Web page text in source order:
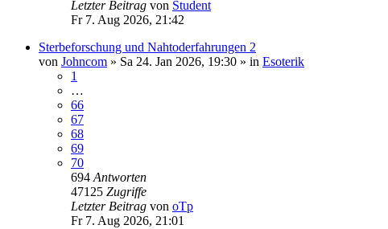
Letzter Beitrag von Student
Fr 7. Aug 2026, 21:42
Sterbeforschung und Nahtoderfahrungen 2
von Johncom » Sa 24. Jan 2026, 19:30 » in Esoterik
1
…
66
67
68
69
70
694 Antworten
47125 Zugriffe
Letzter Beitrag von oTp
Fr 7. Aug 2026, 21:01